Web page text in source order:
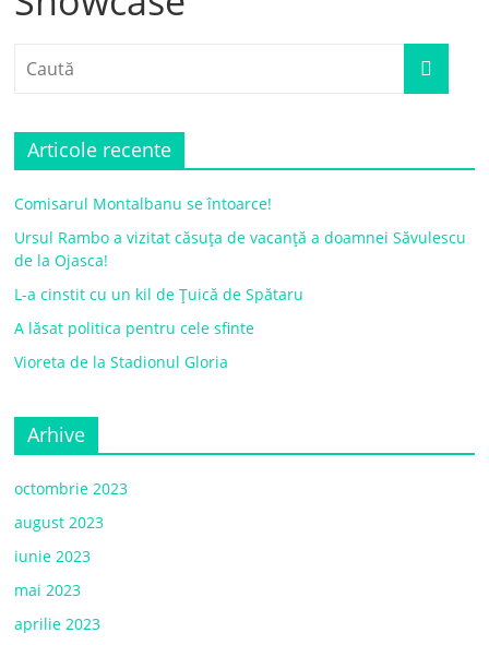
Articole recente
Comisarul Montalbanu se întoarce!
Ursul Rambo a vizitat căsuța de vacanță a doamnei Săvulescu
de la Ojasca!
L-a cinstit cu un kil de Țuică de Spătaru
A lăsat politica pentru cele sfinte
Vioreta de la Stadionul Gloria
Arhive
octombrie 2023
august 2023
iunie 2023
mai 2023
aprilie 2023